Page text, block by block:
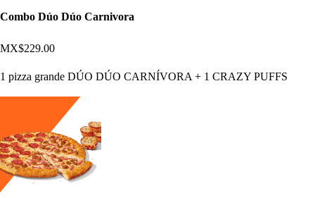
Combo Dúo Dúo Carnivora
MX$229.00
1 pizza grande DÚO DÚO CARNÍVORA + 1 CRAZY PUFFS